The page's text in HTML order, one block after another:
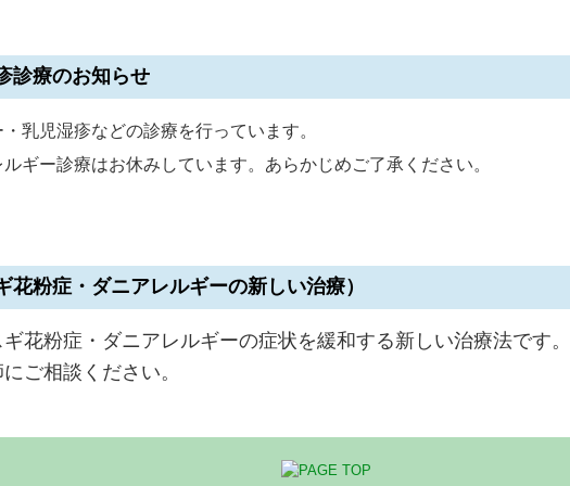
診療のお知らせ
乳児湿疹などの診療を行っています。
ギー診療はお休みしています。あらかじめご了承ください。
粉症・ダニアレルギーの新しい治療）
花粉症・ダニアレルギーの症状を緩和する新しい治療法です。
ご相談ください。